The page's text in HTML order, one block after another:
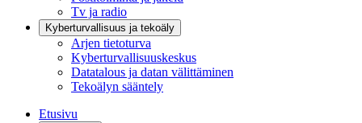
Tv ja radio
Kyberturvallisuus ja tekoäly
Arjen tietoturva
Kyberturvallisuuskeskus
Datatalous ja datan välittäminen
Tekoälyn sääntely
Etusivu